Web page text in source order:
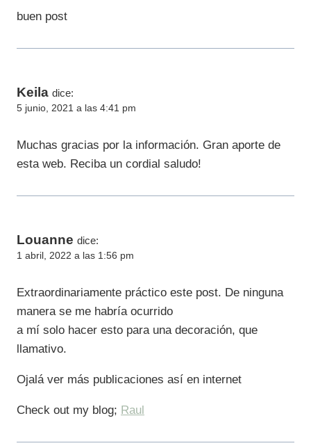
buen post
Keila dice:
5 junio, 2021 a las 4:41 pm
Muchas gracias por la información. Gran aporte de
esta web. Reciba un cordial saludo!
Louanne dice:
1 abril, 2022 a las 1:56 pm
Extraordinariamente práctico este post. De ninguna
manera se me habría ocurrido
a mí solo hacer esto para una decoración, que
llamativo.
Ojalá ver más publicaciones así en internet
Check out my blog; Raul